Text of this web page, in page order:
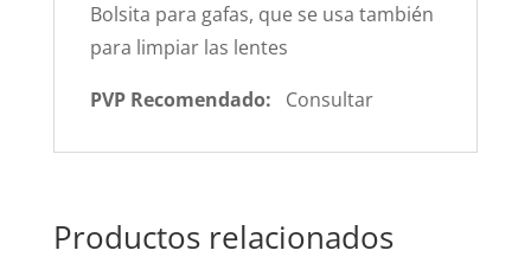
Bolsita para gafas, que se usa también
para limpiar las lentes
PVP Recomendado: Consultar
Productos relacionados